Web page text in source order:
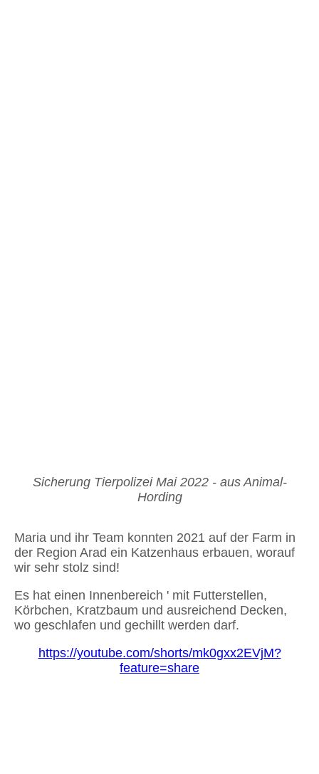
Sicherung Tierpolizei Mai 2022 - aus Animal-
Hording
Maria und ihr Team konnten 2021 auf der Farm in
der Region Arad ein Katzenhaus erbauen, worauf
wir sehr stolz sind!
Es hat einen Innenbereich ' mit Futterstellen,
Körbchen, Kratzbaum und ausreichend Decken,
wo geschlafen und gechillt werden darf.
https://youtube.com/shorts/mk0gxx2EVjM?
feature=share